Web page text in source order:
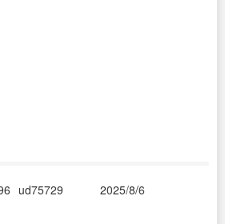
ud75729 2025/8/6